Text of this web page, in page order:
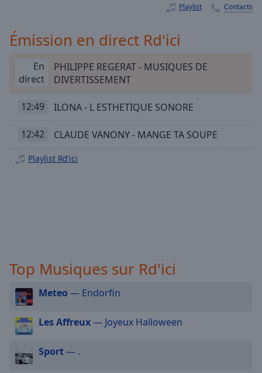
Chapters
Descriptions
descriptions
subtitles
settings
dialog
subtitles
off
selected
Audio
Track
Playlist Contacts
Émission en direct Rd'ici
En
direct
PHILIPPE REGERAT - MUSIQUES DE
DIVERTISSEMENT
12:49 ILONA - L ESTHETIQUE SONORE
12:42 CLAUDE VANONY - MANGE TA SOUPE
Playlist Rd'ici
Top Musiques sur Rd'ici
Meteo — Endorfin
Les Affreux— Joyeux Halloween
Sport— .